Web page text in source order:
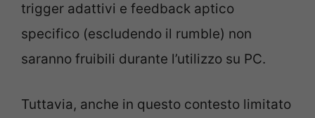
trigger adattivi e feedback aptico
specifico (escludendo il rumble) non
saranno fruibili durante l’utilizzo su PC.
Tuttavia, anche in questo contesto limitato